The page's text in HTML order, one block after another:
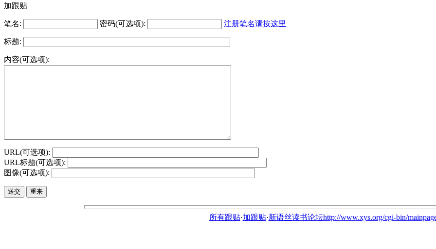
加跟贴
笔名: 密码(可选项): 注册笔名请按这里
标题:
内容(可选项):
URL(可选项):
URL标题(可选项):
图像(可选项):
所有跟贴·加跟贴·新语丝读书论坛http://www.xys.org/cgi-bin/